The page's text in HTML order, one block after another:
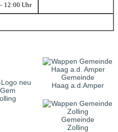
12:00 Uhr
Gemeinde
Haag a.d.Amper
Gemeinde
Zolling